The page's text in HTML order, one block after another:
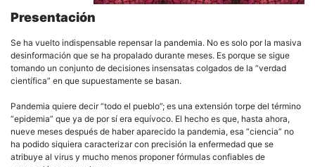
Presentación
Se ha vuelto indispensable repensar la pandemia. No es solo por la masiva
desinformación que se ha propalado durante meses. Es porque se sigue
tomando un conjunto de decisiones insensatas colgados de la “verdad
científica” en que supuestamente se basan.
Pandemia quiere decir “todo el pueblo”; es una extensión torpe del término
“epidemia” que ya de por sí era equívoco. El hecho es que, hasta ahora,
nueve meses después de haber aparecido la pandemia, esa “ciencia” no
ha podido siquiera caracterizar con precisión la enfermedad que se
atribuye al virus y mucho menos proponer fórmulas confiables de